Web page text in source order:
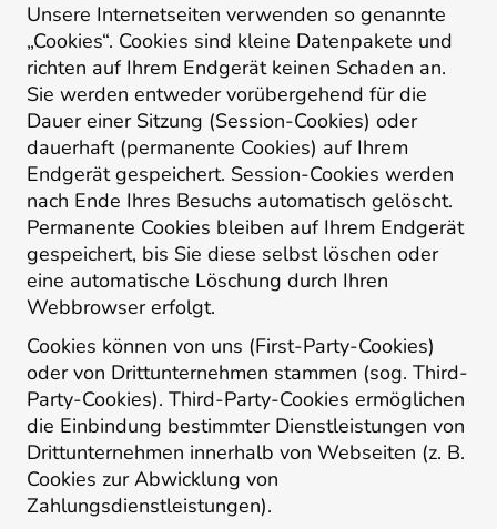
Unsere Internetseiten verwenden so genannte
„Cookies“. Cookies sind kleine Datenpakete und
richten auf Ihrem Endgerät keinen Schaden an.
Sie werden entweder vorübergehend für die
Dauer einer Sitzung (Session-Cookies) oder
dauerhaft (permanente Cookies) auf Ihrem
Endgerät gespeichert. Session-Cookies werden
nach Ende Ihres Besuchs automatisch gelöscht.
Permanente Cookies bleiben auf Ihrem Endgerät
gespeichert, bis Sie diese selbst löschen oder
eine automatische Löschung durch Ihren
Webbrowser erfolgt.
Cookies können von uns (First-Party-Cookies)
oder von Drittunternehmen stammen (sog. Third-
Party-Cookies). Third-Party-Cookies ermöglichen
die Einbindung bestimmter Dienstleistungen von
Drittunternehmen innerhalb von Webseiten (z. B.
Cookies zur Abwicklung von
Zahlungsdienstleistungen).